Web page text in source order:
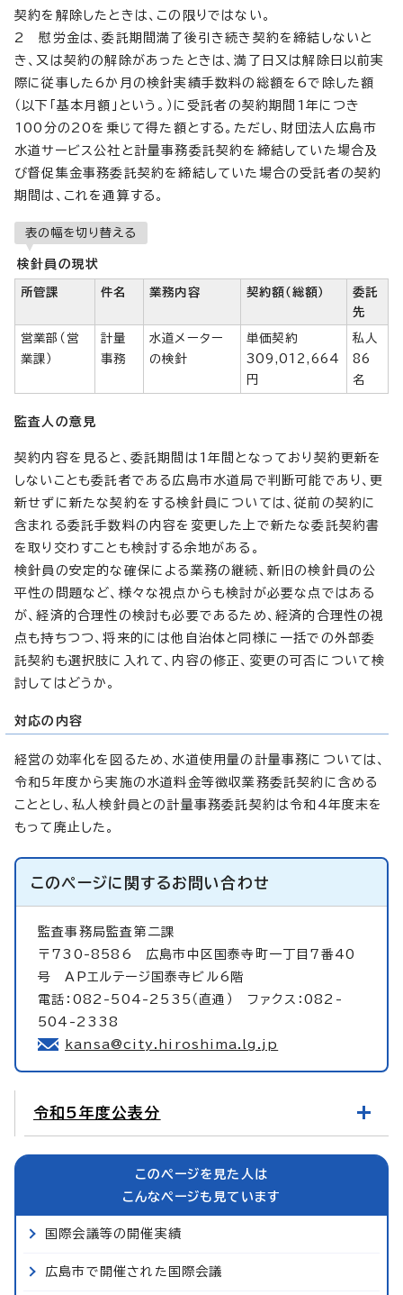
契約を解除したときは、この限りではない。
2 慰労金は、委託期間満了後引き続き契約を締結しないと
き、又は契約の解除があったときは、満了日又は解除日以前実
際に従事した6か月の検針実績手数料の総額を6で除した額
（以下「基本月額」という。）に受託者の契約期間1年につき
100分の20を乗じて得た額とする。ただし、財団法人広島市
水道サービス公社と計量事務委託契約を締結していた場合及
び督促集金事務委託契約を締結していた場合の受託者の契約
期間は、これを通算する。
表の幅を切り替える
検針員の現状
所管課 件名 業務内容 契約額（総額）
委託
先
営業部（営
業課）
計量
事務
水道メーター
の検針
単価契約
309,012,664
円
私人
86
名
監査人の意見
契約内容を見ると、委託期間は1年間となっており契約更新を
しないことも委託者である広島市水道局で判断可能であり、更
新せずに新たな契約をする検針員については、従前の契約に
含まれる委託手数料の内容を変更した上で新たな委託契約書
を取り交わすことも検討する余地がある。
検針員の安定的な確保による業務の継続、新旧の検針員の公
平性の問題など、様々な視点からも検討が必要な点ではある
が、経済的合理性の検討も必要であるため、経済的合理性の視
点も持ちつつ、将来的には他自治体と同様に一括での外部委
託契約も選択肢に入れて、内容の修正、変更の可否について検
討してはどうか。
対応の内容
経営の効率化を図るため、水道使用量の計量事務については、
令和5年度から実施の水道料金等徴収業務委託契約に含める
こととし、私人検針員との計量事務委託契約は令和4年度末を
もって廃止した。
このページに関するお問い合わせ
監査事務局監査第二課
〒730-8586 広島市中区国泰寺町一丁目7番40
号 APエルテージ国泰寺ビル6階
電話：082-504-2535（直通） ファクス：082-
504-2338
kansa@city.hiroshima.lg.jp
令和5年度公表分
このページを見た人は
こんなページも見ています
国際会議等の開催実績
広島市で開催された国際会議